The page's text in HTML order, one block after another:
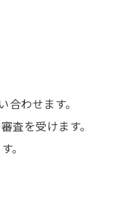
わせます。
査を受けます。
。